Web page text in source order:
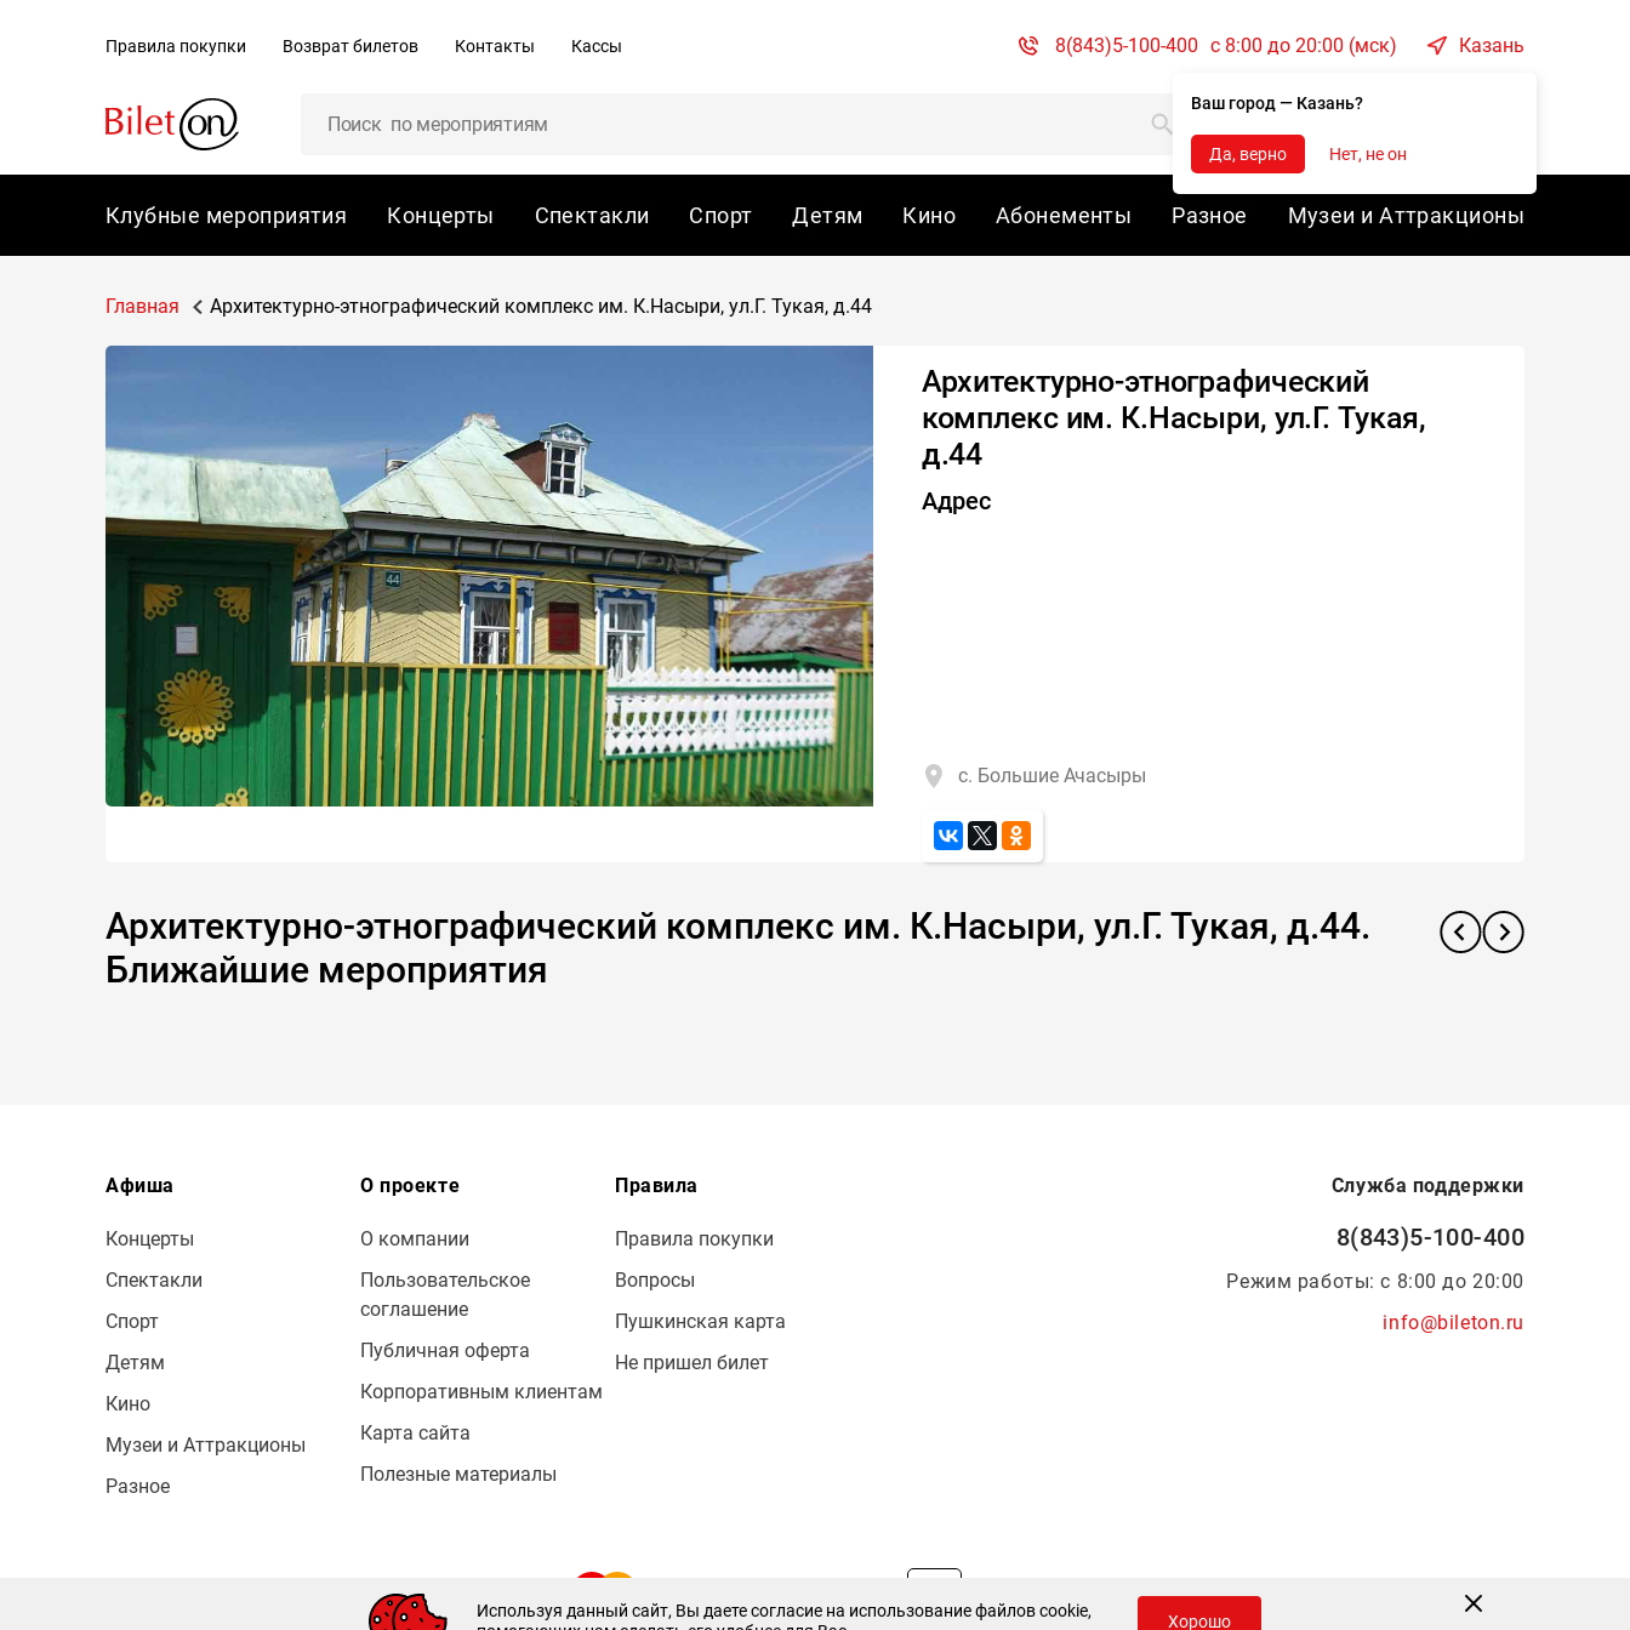
Правила покупки Возврат билетов Контакты Кассы 8(843)5-100-400 c 8:00 до 20:00 (мск) Казань
Ваш город — Казань?
Да, верно Нет, не он
Клубные мероприятия Концерты Спектакли Спорт Детям Кино Абонементы Разное Музеи и Аттракционы
Главная Архитектурно-этнографический комплекс им. К.Насыри, ул.Г. Тукая, д.44
Архитектурно-этнографический
комплекс им. К.Насыри, ул.Г. Тукая,
д.44
Адрес
с. Большие Ачасыры
Архитектурно-этнографический комплекс им. К.Насыри, ул.Г. Тукая, д.44.
Ближайшие мероприятия
Афиша
Концерты
Спектакли
Спорт
Детям
Кино
Музеи и Аттракционы
Разное
О проекте
О компании
Пользовательское
соглашение
Публичная оферта
Корпоративным клиентам
Карта сайта
Полезные материалы
Правила
Правила покупки
Вопросы
Пушкинская карта
Не пришел билет
Служба поддержки
8(843)5-100-400
Режим работы: с 8:00 до 20:00
info@bileton.ru
Дизайн и разработка
Используя данный сайт, Вы даете согласие на использование файлов cookie,
Хорошо